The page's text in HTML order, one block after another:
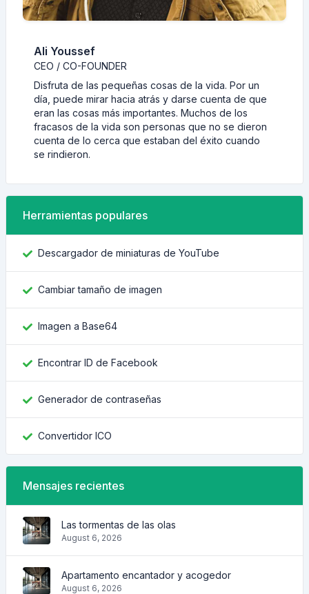
Ali Youssef
CEO / CO-FOUNDER
Disfruta de las pequeñas cosas de la vida. Por un
día, puede mirar hacia atrás y darse cuenta de que
eran las cosas más importantes. Muchos de los
fracasos de la vida son personas que no se dieron
cuenta de lo cerca que estaban del éxito cuando
se rindieron.
Herramientas populares
Descargador de miniaturas de YouTube
Cambiar tamaño de imagen
Imagen a Base64
Encontrar ID de Facebook
Generador de contraseñas
Convertidor ICO
Mensajes recientes
Las tormentas de las olas
August 6, 2026
Apartamento encantador y acogedor
August 6, 2026